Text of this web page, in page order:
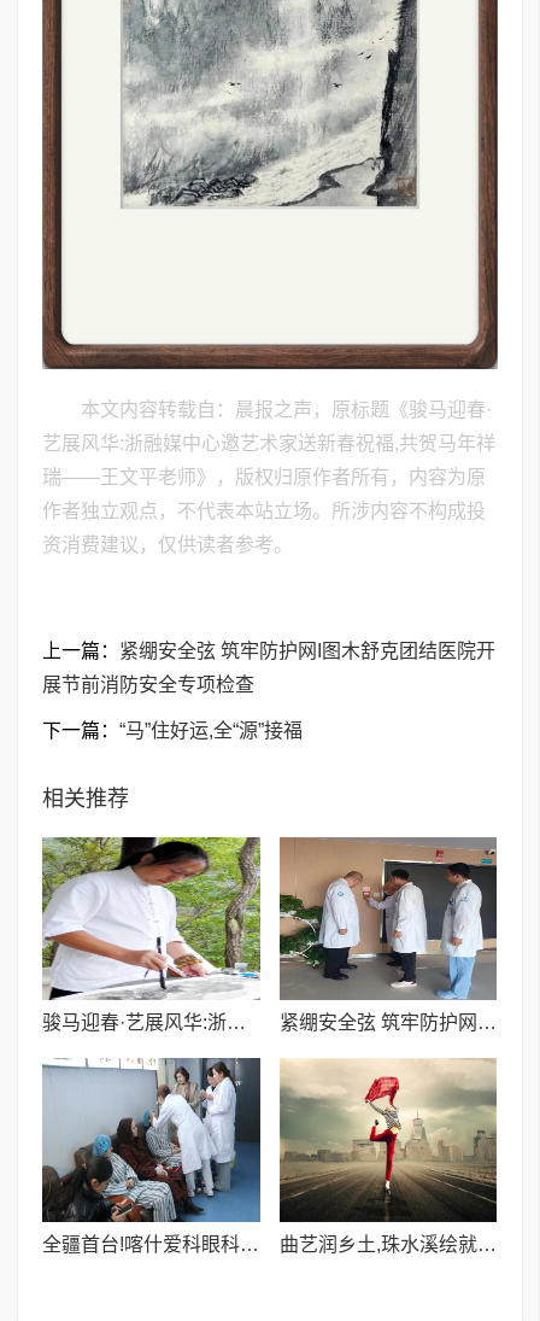
本文内容转载自：晨报之声，原标题《骏马迎春·
艺展风华:浙融媒中心邀艺术家送新春祝福,共贺马年祥
瑞——王文平老师》，版权归原作者所有，内容为原
作者独立观点，不代表本站立场。所涉内容不构成投
资消费建议，仅供读者参考。
上一篇： 紧绷安全弦 筑牢防护网I图木舒克团结医院开
展节前消防安全专项检查
下一篇： ​“马”住好运,全“源”接福
相关推荐
骏马迎春·艺展风华:浙融媒中心邀艺术家送新春祝福,共贺马年祥瑞——王文平老师 紧绷安全弦 筑牢防护网I图木舒克团结医院开展节前消防安全专项检查
全疆首台!喀什爱科眼科CLEAR超清全飞激光设备投入使用 曲艺润乡土,珠水溪绘就新春文化画卷